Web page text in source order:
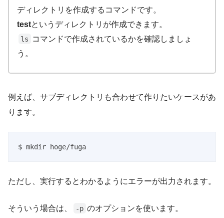
ディレクトリを作成するコマンドです。
testというディレクトリが作成できます。
ls
コマンドで作成されているかを確認しましょ
う。
例えば、サブディレクトリも合わせて作りたいケースがあ
ります。
$ mkdir hoge/fuga
ただし、実行するとわかるようにエラーが出力されます。
そういう場合は、 -p のオプションを使います。